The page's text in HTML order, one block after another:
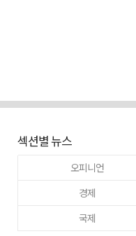
섹션별 뉴스
오피니언
경제
국제